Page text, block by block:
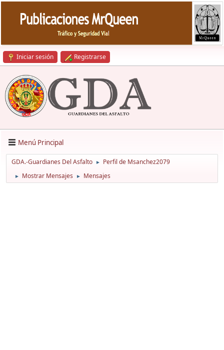
Iniciar sesión Registrarse
Menú Principal
GDA.-Guardianes Del Asfalto ► Perfil de Msanchez2079
► Mostrar Mensajes ► Mensajes